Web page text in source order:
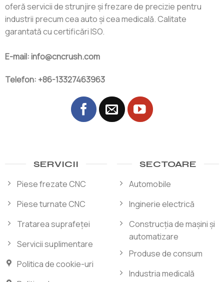
oferă servicii de strunjire și frezare de precizie pentru
industrii precum cea auto și cea medicală. Calitate
garantată cu certificări ISO.
E-mail: info@cncrush.com
Telefon: +86-13327463963
SERVICII
Piese frezate CNC
Piese turnate CNC
Tratarea suprafeței
Servicii suplimentare
Politica de cookie-uri
SECTOARE
Automobile
Inginerie electrică
Construcția de mașini și
automatizare
Produse de consum
Industria medicală